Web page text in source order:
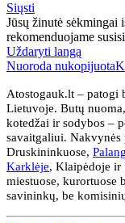
Siųsti
Jūsų žinutė sėkmingai
rekomenduojame
Uždaryti langą
Nuoroda nukopijuota
Atostogauk.lt – patogi
Lietuvoje. Butų
kotedžai ir sodybos –
savaitgaliui.
Druskininkuose,
Karklėje, Klaipėdoje ir
miestuose, kurortuose
savininkų, be